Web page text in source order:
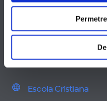
16:00-18:00 Dimarts i
CANAL DENÚNCIES
Entitats
Escola Cristiana